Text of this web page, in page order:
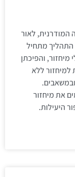
המודרנית, לאור
התהליך מתחיל
והפיכתן
ללא
את מיחזור
היעילות.